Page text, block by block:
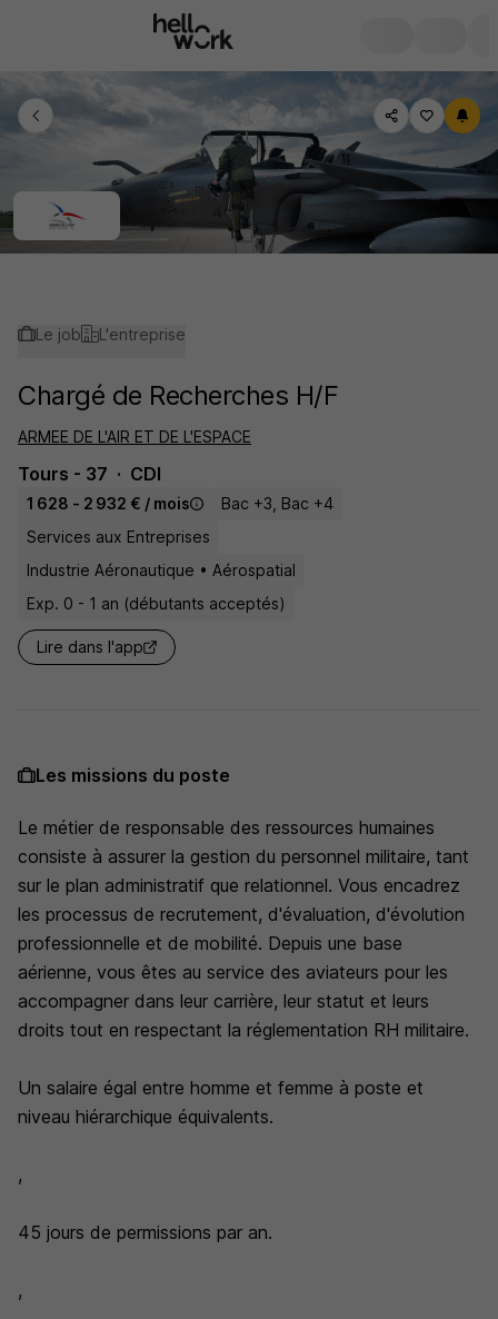
Le job L'entreprise
Chargé de Recherches H/F
ARMEE DE L'AIR ET DE L'ESPACE
Tours - 37 CDI
1 628 - 2 932 € / mois
Bac +3, Bac +4
Services aux Entreprises
Industrie Aéronautique • Aérospatial
Exp. 0 - 1 an (débutants acceptés)
Lire dans l'app
Les missions du poste
Le métier de responsable des ressources humaines
consiste à assurer la gestion du personnel militaire, tant
sur le plan administratif que relationnel. Vous encadrez
les processus de recrutement, d'évaluation, d'évolution
professionnelle et de mobilité. Depuis une base
aérienne, vous êtes au service des aviateurs pour les
accompagner dans leur carrière, leur statut et leurs
droits tout en respectant la réglementation RH militaire.
Un salaire égal entre homme et femme à poste et
niveau hiérarchique équivalents.
,
45 jours de permissions par an.
,